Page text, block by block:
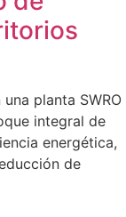
planta SWRO
integral de
energética,
de